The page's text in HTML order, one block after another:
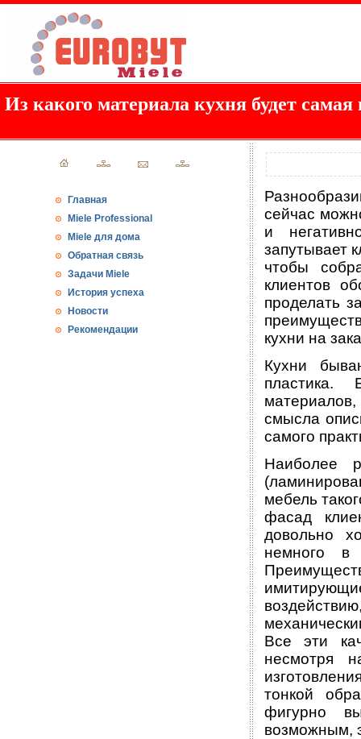
Из какого материала кухня будет
Главная
Miele Professional
Miele для дома
Обратная связь
Задачи Miele
История успеха
Новости
Рекомендации
сейчас
и
запутывает
чтобы
клиентов
проделать
кухни на
Кухни
пластика.
смысла
самого
Наиболее
мебель
фасад
довольно
немного в
Все эти
несмотря
тонкой
фигурно
возможным,